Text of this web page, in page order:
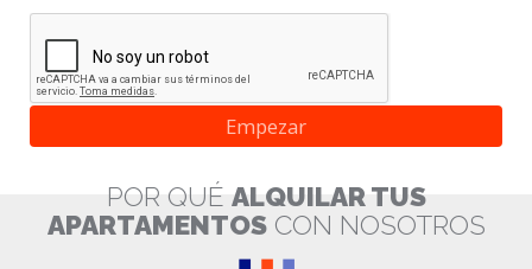
Empezar
POR QUÉ ALQUILAR TUS
APARTAMENTOSCON NOSOTROS